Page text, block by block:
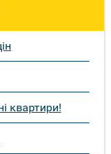
квартири!